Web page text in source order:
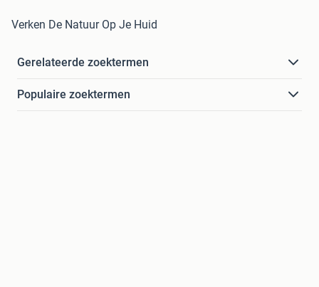
Verken De Natuur Op Je Huid
Gerelateerde zoektermen
Populaire zoektermen